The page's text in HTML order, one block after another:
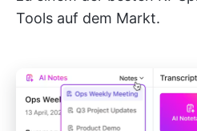
Tools auf dem Markt.